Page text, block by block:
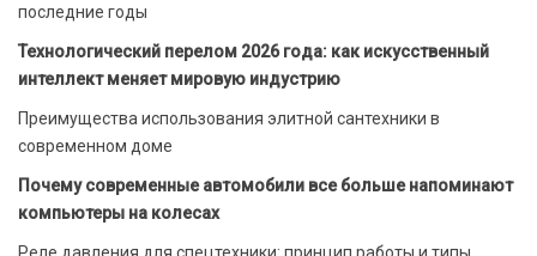
последние годы
Технологический перелом 2026 года: как искусственный
интеллект меняет мировую индустрию
Преимущества использования элитной сантехники в
современном доме
Почему современные автомобили все больше напоминают
компьютеры на колесах